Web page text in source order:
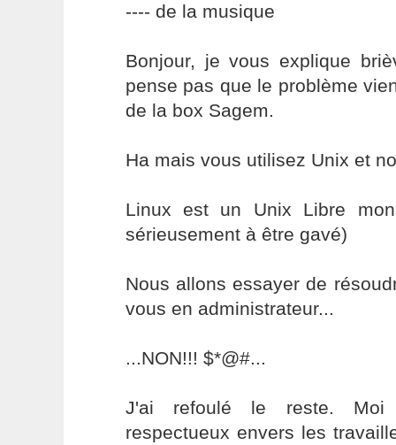
---- de la musique
Bonjour, je vous explique
pense pas que le problème
de la box Sagem.
Ha mais vous utilisez Unix et
Linux est un Unix Libre
sérieusement à être gavé)
Nous allons essayer de
vous en administrateur...
...NON!!! $*@#...
J'ai refoulé le reste. Moi
respectueux envers les